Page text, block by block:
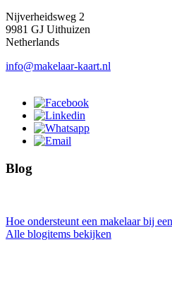
Nijverheidsweg 2
9981 GJ Uithuizen
Netherlands
info@makelaar-kaart.nl
Blog
Hoe ondersteunt een makelaar bij
Alle blogitems bekijken